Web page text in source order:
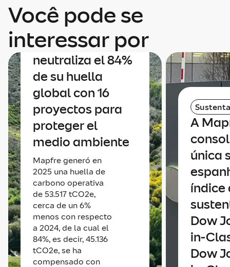
Você pode se
interessar por
Sustentabilidade
Mapfre
neutraliza el 84%
de su huella
global con 16
proyectos para
proteger el
medio ambiente
Mapfre generó en
2025 una huella de
carbono operativa
de 53.517 tCO2e,
cerca de un 6%
menos con respecto
a 2024, de la cual el
84%, es decir, 45.136
tCO2e, se ha
compensado con
A
única
índice
Dow
in-
Dow